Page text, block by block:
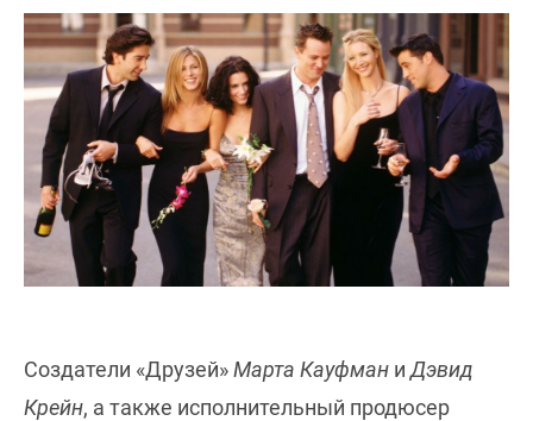
Создатели «Друзей»Марта Кауфман и Дэвид
Крейн, а также исполнительный продюсер